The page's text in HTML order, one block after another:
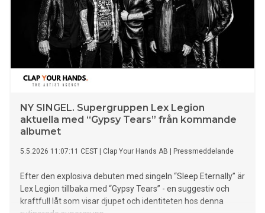
NY SINGEL. Supergruppen Lex Legion
aktuella med “Gypsy Tears” från kommande
albumet
5.5.2026 11:07:11 CEST Clap Your Hands AB Pressmeddelande
Efter den explosiva debuten med singeln “Sleep Eternally” är
Lex Legion tillbaka med “Gypsy Tears” - en suggestiv och
kraftfull låt som visar djupet och identiteten hos denna